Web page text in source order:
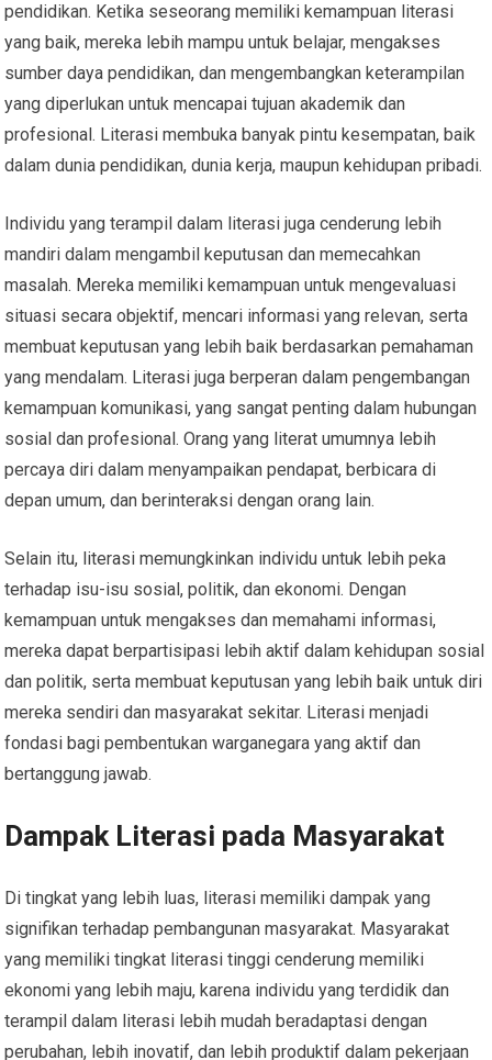
pendidikan. Ketika seseorang memiliki kemampuan literasi
yang baik, mereka lebih mampu untuk belajar, mengakses
sumber daya pendidikan, dan mengembangkan keterampilan
yang diperlukan untuk mencapai tujuan akademik dan
profesional. Literasi membuka banyak pintu kesempatan, baik
dalam dunia pendidikan, dunia kerja, maupun kehidupan pribadi.
Individu yang terampil dalam literasi juga cenderung lebih
mandiri dalam mengambil keputusan dan memecahkan
masalah. Mereka memiliki kemampuan untuk mengevaluasi
situasi secara objektif, mencari informasi yang relevan, serta
membuat keputusan yang lebih baik berdasarkan pemahaman
yang mendalam. Literasi juga berperan dalam pengembangan
kemampuan komunikasi, yang sangat penting dalam hubungan
sosial dan profesional. Orang yang literat umumnya lebih
percaya diri dalam menyampaikan pendapat, berbicara di
depan umum, dan berinteraksi dengan orang lain.
Selain itu, literasi memungkinkan individu untuk lebih peka
terhadap isu-isu sosial, politik, dan ekonomi. Dengan
kemampuan untuk mengakses dan memahami informasi,
mereka dapat berpartisipasi lebih aktif dalam kehidupan sosial
dan politik, serta membuat keputusan yang lebih baik untuk diri
mereka sendiri dan masyarakat sekitar. Literasi menjadi
fondasi bagi pembentukan warganegara yang aktif dan
bertanggung jawab.
Dampak Literasi pada Masyarakat
Di tingkat yang lebih luas, literasi memiliki dampak yang
signifikan terhadap pembangunan masyarakat. Masyarakat
yang memiliki tingkat literasi tinggi cenderung memiliki
ekonomi yang lebih maju, karena individu yang terdidik dan
terampil dalam literasi lebih mudah beradaptasi dengan
perubahan, lebih inovatif, dan lebih produktif dalam pekerjaan